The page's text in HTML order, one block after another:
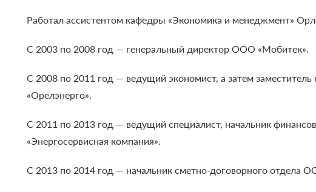
Работал ассистентом кафедры «Экономика и менеджмент»
С 2003 по 2008 год — генеральный директор ООО «Мобитек».
С 2008 по 2011 год — ведущий экономист, а затем
«Орелэнерго».
С 2011 по 2013 год — ведущий специалист, начальник
«Энергосервисная компания».
С 2013 по 2014 год — начальник сметно-договорного отдела